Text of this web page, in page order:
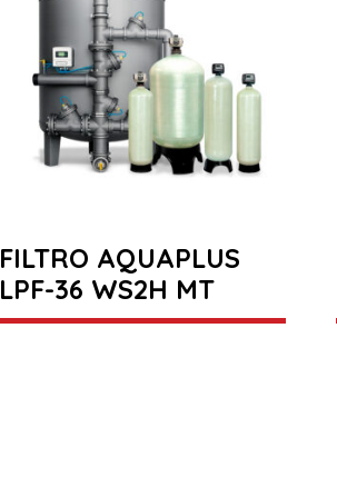
FILTRO AQUAPLUS
LPF-36 WS2H MT